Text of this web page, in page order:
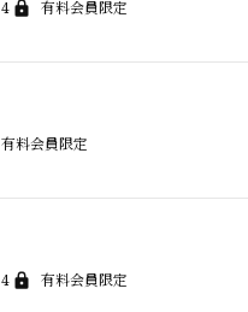
4 有料会員限定
有料会員限定
4 有料会員限定